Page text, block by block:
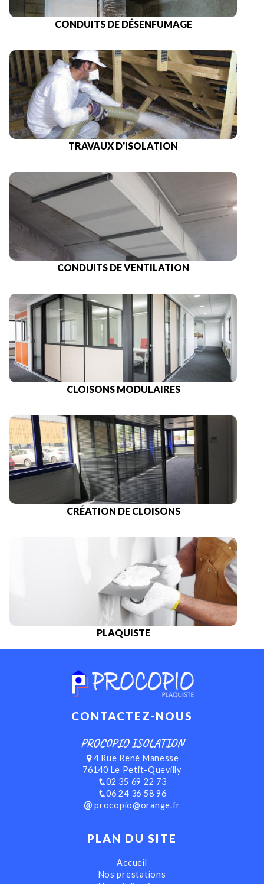
CONDUITS DE DÉSENFUMAGE
TRAVAUX D'ISOLATION
CONDUITS DE VENTILATION
CLOISONS MODULAIRES
CRÉATION DE CLOISONS
PLAQUISTE
CONTACTEZ-NOUS
PROCOPIO ISOLATION
4 Rue René Manesse
76140 Le Petit-Quevilly
02 35 69 22 73
06 24 36 58 96
procopio@orange.fr
PLAN DU SITE
Accueil
Nos prestations